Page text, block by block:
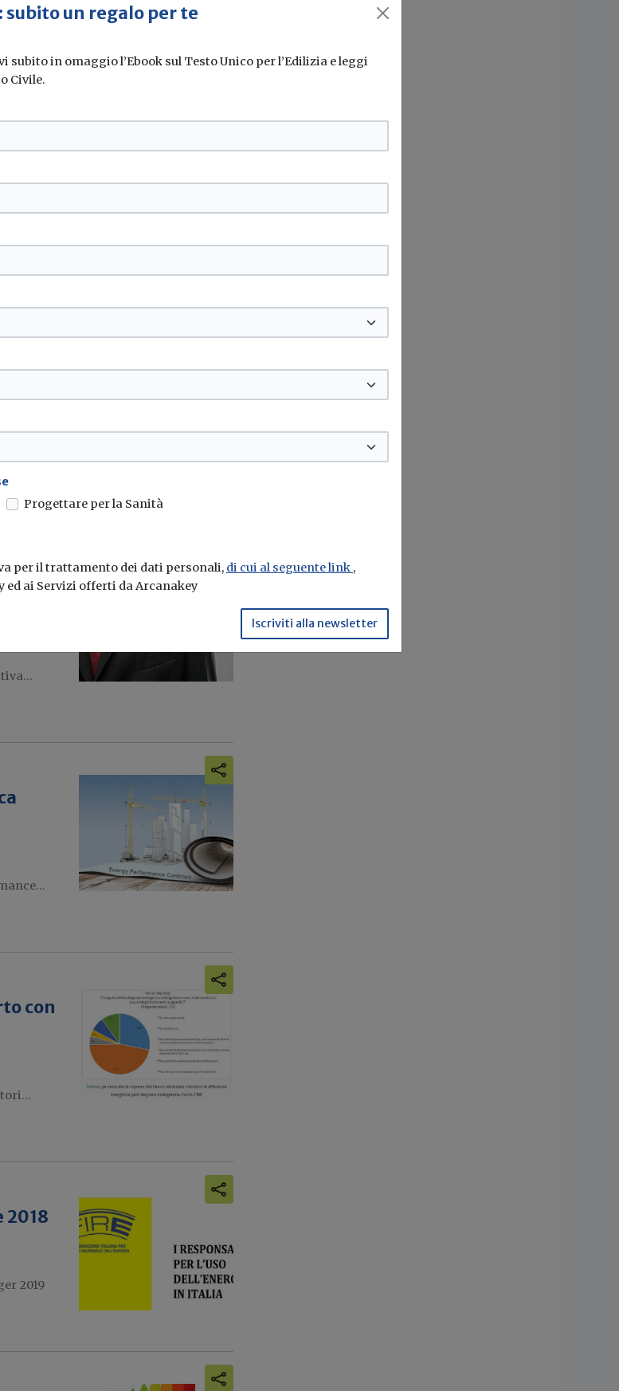
i siti...
in sei
sono
con
2018
2019
un regalo per te
in omaggio l’Ebook sul Testo Unico per l’Edilizia e leggi
Civile.
Progettare per la Sanità
per il trattamento dei dati personali, di cui al seguente link ,
ai Servizi offerti da Arcanakey
Iscriviti alla newsletter